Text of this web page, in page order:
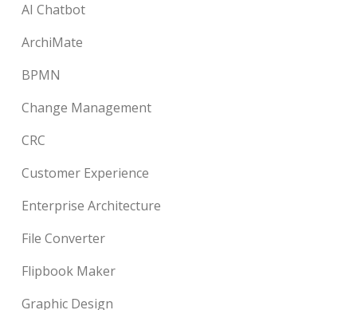
AI Chatbot
ArchiMate
BPMN
Change Management
CRC
Customer Experience
Enterprise Architecture
File Converter
Flipbook Maker
Graphic Design